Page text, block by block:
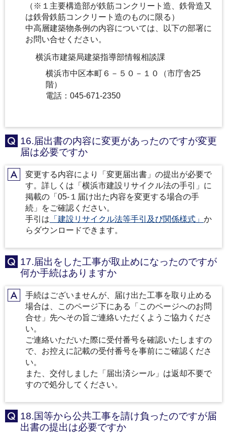
（※１主要構造部が鉄筋コンクリート造、鉄骨造又
は鉄骨鉄筋コンクリート造のものに限る）
中高層建築物条例の内容については、以下の部署に
お問い合せください。
横浜市建築局建築指導部情報相談課
横浜市中区本町６－５０－１０（市庁舎25
階）
電話：045-671-2350
Q
16.届出書の内容に変更があったのですが変更
届は必要ですか
A変更する内容により「変更届出書」の提出が必要で
す。詳しくは「横浜市建設リサイクル法の手引」に
掲載の「05-１届け出た内容を変更する場合の手
続」をご確認ください。
手引は 「建設リサイクル法等手引及び関係様式」 か
らダウンロードできます。
Q
17.届出をした工事が取止めになったのですが
何か手続はありますか
A手続はございませんが、届け出た工事を取り止める
場合は、このページ下にある「このページへのお問
合せ」先へその旨ご連絡いただくようご協力くださ
い。
ご連絡いただいた際に受付番号を確認いたしますの
で、お控えに記載の受付番号を事前にご確認くださ
い。
また、交付しました「届出済シール」は返却不要で
すので処分してください。
Q
18.国等から公共工事を請け負ったのですが届
出書の提出は必要ですか